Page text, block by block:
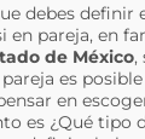
debes definir
en pareja, en
de México,
es
en
es ¿Qué tipo